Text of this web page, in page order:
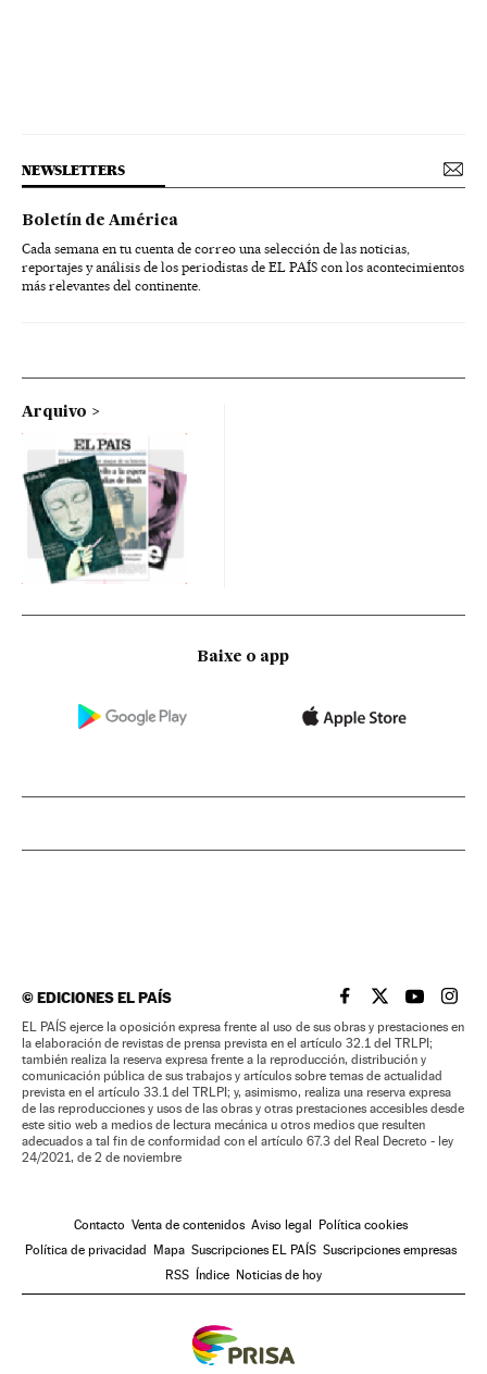
NEWSLETTERS
Boletín de América
Cada semana en tu cuenta de correo una selección de las noticias,
reportajes y análisis de los periodistas de EL PAÍS con los acontecimientos
más relevantes del continente.
Arquivo
Baixe o app
©EDICIONES EL PAÍS EL PAÍS BRASIL EN
EL PAÍSEL PAÍS
EL
EL PAÍS ejerce la oposición expresa frente al uso de sus obras y prestaciones en
la elaboración de revistas de prensa prevista en el artículo 32.1 del TRLPI;
también realiza la reserva expresa frente a la reproducción, distribución y
comunicación pública de sus trabajos y artículos sobre temas de actualidad
prevista en el artículo 33.1 del TRLPI; y, asimismo, realiza una reserva expresa
de las reproducciones y usos de las obras y otras prestaciones accesibles desde
este sitio web a medios de lectura mecánica u otros medios que resulten
adecuados a tal fin de conformidad con el artículo 67.3 del Real Decreto - ley
24/2021, de 2 de noviembre
Contacto Venta de contenidos Aviso legal
Política cookies
Política de privacidad
Mapa Suscripciones EL PAÍS Suscripciones empresas
RSS
Índice Noticias de hoy